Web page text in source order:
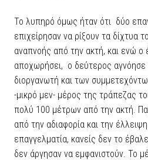
Το λυπηρό όμως ήταν ότι δύο
επιχείρησαν να ρίξουν τα δίχτυα
αναπνοής από την ακτή, και ενώ ο
αποχωρήσει, ο δεύτερος αγνόησε
διοργανωτή και των
-μικρό μεν- μέρος της τράπεζας
πολύ 100 μέτρων από την ακτή.
από την αδιαφορία και την
επαγγελματία, κανείς δεν το
δεν άργησαν να εμφανιστούν. Το